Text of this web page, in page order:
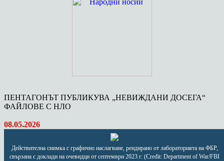
ПЕНТАГОНЪТ ПУБЛИКУВА „НЕВИЖДАНИ ДОСЕГА“
ФАЙЛОВЕ С НЛО
08.05.2026
Действителна снимка с графично наслагване, рендирано от лабораторията на ФБР,
свързана с доклади на очевидци от септември 2023 г. (Credit: Department of War/FBI